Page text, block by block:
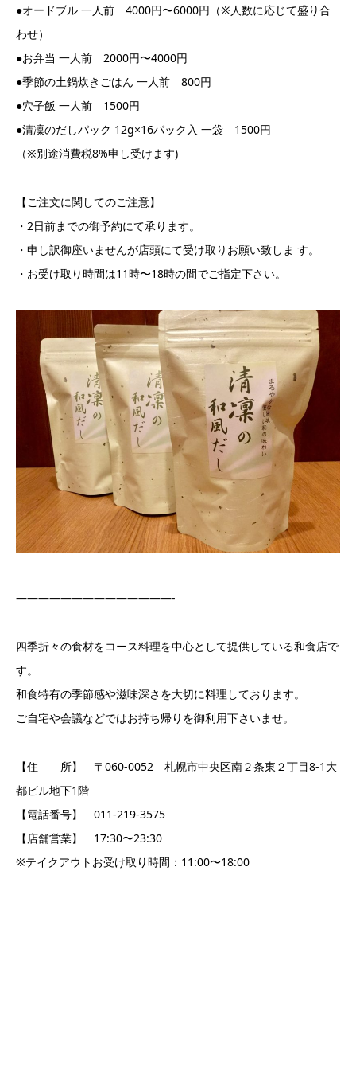
●オードブル 一人前 4000円〜6000円（※人数に応じて盛り合
わせ）
●お弁当 一人前 2000円〜4000円
●季節の土鍋炊きごはん 一人前 800円
●穴子飯 一人前 1500円
●清凜のだしパック 12g×16パック入 一袋 1500円
（※別途消費税8%申し受けます)
【ご注文に関してのご注意】
・2日前までの御予約にて承ります。
・申し訳御座いませんが店頭にて受け取りお願い致しま す。
・お受け取り時間は11時〜18時の間でご指定下さい。
——————————————-
四季折々の食材をコース料理を中心として提供している和食店で
す。
和食特有の季節感や滋味深さを大切に料理しております。
ご自宅や会議などではお持ち帰りを御利用下さいませ。
【住 所】 〒060-0052 札幌市中央区南２条東２丁目8-1大
都ビル地下1階
【電話番号】 011-219-3575
【店舗営業】 17:30〜23:30
※テイクアウトお受け取り時間：11:00〜18:00